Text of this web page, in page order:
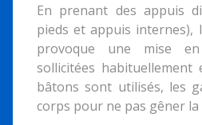
En prenant des appuis
pieds et appuis internes),
provoque une mise
sollicitées habituellement
bâtons sont utilisés, les
corps pour ne pas gêner